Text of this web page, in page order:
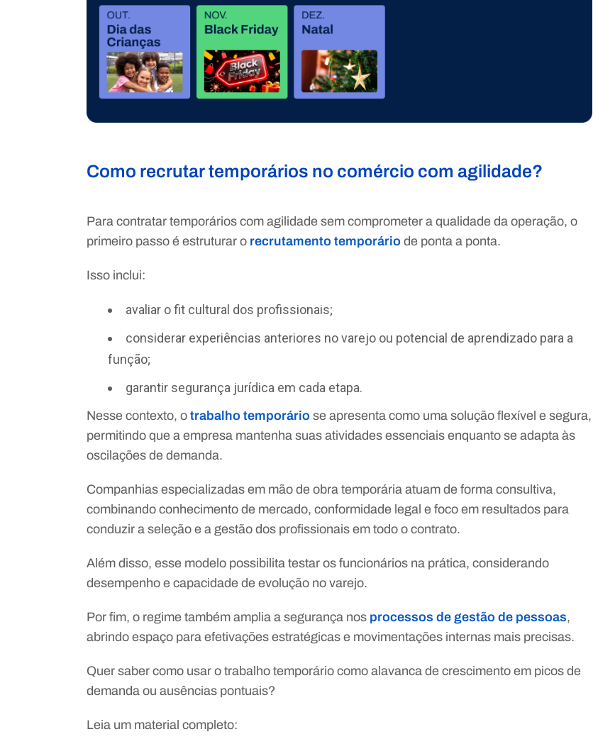
Como recrutar temporários no comércio com agilidade?
Para contratar temporários com agilidade sem comprometer a qualidade da operação, o
primeiro passo é estruturar o recrutamento temporário de ponta a ponta.
Isso inclui:
avaliar o fit cultural dos profissionais;
considerar experiências anteriores no varejo ou potencial de aprendizado para a
função;
garantir segurança jurídica em cada etapa.
Nesse contexto, o trabalho temporário se apresenta como uma solução flexível e segura,
permitindo que a empresa mantenha suas atividades essenciais enquanto se adapta às
oscilações de demanda.
Companhias especializadas em mão de obra temporária atuam de forma consultiva,
combinando conhecimento de mercado, conformidade legal e foco em resultados para
conduzir a seleção e a gestão dos profissionais em todo o contrato.
Além disso, esse modelo possibilita testar os funcionários na prática, considerando
desempenho e capacidade de evolução no varejo.
Por fim, o regime também amplia a segurança nos processos de gestão de pessoas,
abrindo espaço para efetivações estratégicas e movimentações internas mais precisas.
Quer saber como usar o trabalho temporário como alavanca de crescimento em picos de
demanda ou ausências pontuais?
Leia um material completo: